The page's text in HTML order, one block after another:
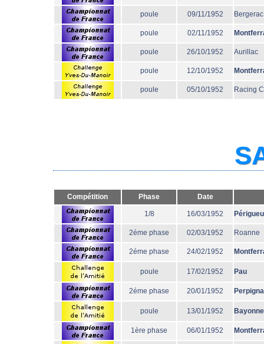
poule 09/11/1952 Bergerac
poule 02/11/1952
poule 26/10/1952 Aurillac
poule 12/10/1952
poule 05/10/1952 Racing
Compétition Phase Date
1/8 16/03/1952
2éme phase 02/03/1952 Roanne
2éme phase 24/02/1952
poule 17/02/1952 Pau
2éme phase 20/01/1952
poule 13/01/1952 Bayonne
1ère phase 06/01/1952